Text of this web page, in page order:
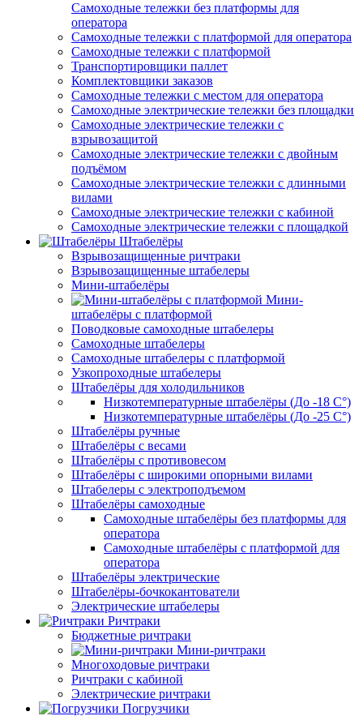
Самоходные тележки без платформы для
оператора
Самоходные тележки с платформой для оператора
Самоходные тележки с платформой
Транспортировщики паллет
Комплектовщики заказов
Самоходные тележки с местом для оператора
Самоходные электрические тележки без площадки
Самоходные электрические тележки с
взрывозащитой
Самоходные электрические тележки с двойным
подъёмом
Самоходные электрические тележки с длинными
вилами
Самоходные электрические тележки с кабиной
Самоходные электрические тележки с площадкой
Штабелёры
Взрывозащищенные ричтраки
Взрывозащищенные штабелеры
Мини-штабелёры
Мини-
штабелёры с платформой
Поводковые самоходные штабелеры
Самоходные штабелеры
Самоходные штабелеры с платформой
Узкопроходные штабелеры
Штабелёры для холодильников
Низкотемпературные штабелёры (До -18 C°)
Низкотемпературные штабелёры (До -25 C°)
Штабелёры ручные
Штабелёры с весами
Штабелёры с противовесом
Штабелёры с широкими опорными вилами
Штабелеры с электроподъемом
Штабелёры самоходные
Самоходные штабелёры без платформы для
оператора
Самоходные штабелёры с платформой для
оператора
Штабелёры электрические
Штабелёры-бочкокантователи
Электрические штабелеры
Ричтраки
Бюджетные ричтраки
Мини-ричтраки
Многоходовые ричтраки
Ричтраки с кабиной
Электрические ричтраки
Погрузчики